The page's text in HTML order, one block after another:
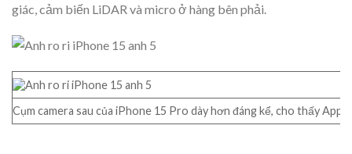
giác, cảm biến LiDAR và micro ở hàng bên phải.
Cụm camera sau của iPhone 15 Pro dày hơn đáng kể, cho thấy